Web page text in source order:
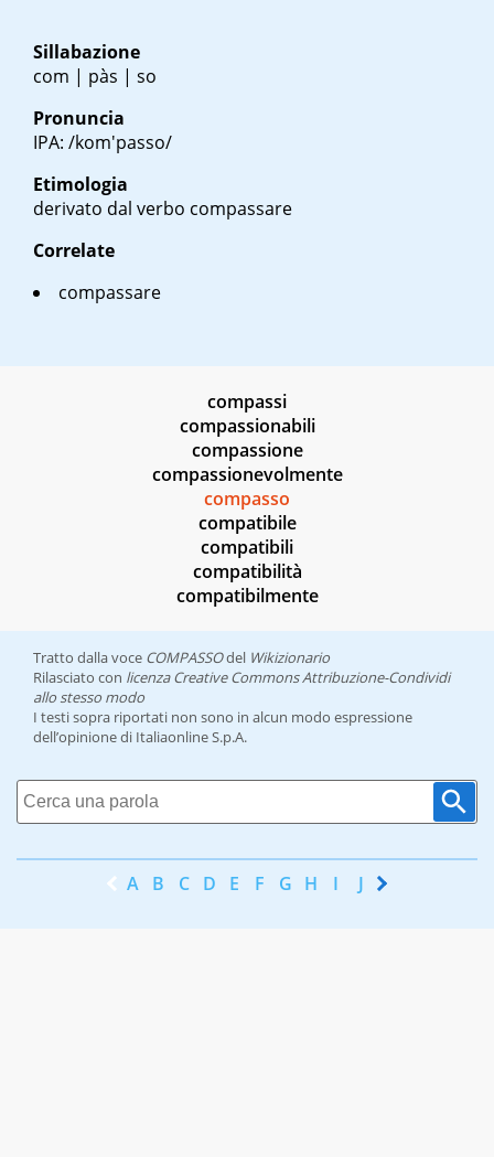
Sillabazione
com | pàs | so
Pronuncia
IPA: /kom'passo/
Etimologia
derivato dal verbo compassare
Correlate
compassare
compassi
compassionabili
compassione
compassionevolmente
compasso
compatibile
compatibili
compatibilità
compatibilmente
Tratto dalla voce COMPASSOdel Wikizionario
Rilasciato con licenza Creative Commons Attribuzione-Condividi
allo stesso modo
I testi sopra riportati non sono in alcun modo espressione
dell’opinione di Italiaonline S.p.A.
A B C D E F G H I J K